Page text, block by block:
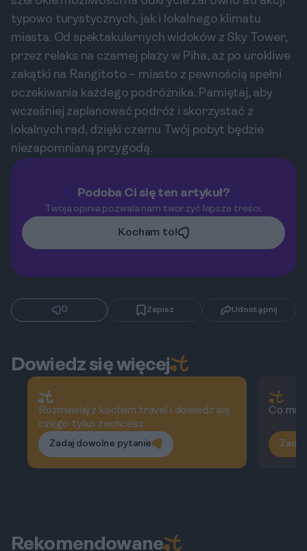
typowo turystycznych, jak i lokalnego klimatu
miasta. Od spektakularnych widoków z Sky Tower,
przez relaks na czarnej plaży w Piha, aż po urokliwe
zakątki na Rangitoto – miasto z pewnością spełni
oczekiwania każdego podróżnika. Pamiętaj, aby
wcześniej zaplanować podróż i skorzystać z
lokalnych rad, dzięki czemu Twój pobyt będzie
niezapomnianą przygodą.
Podoba Ci się ten artykuł?
Twoja opinia pozwala nam tworzyć lepsze treści.
Kocham to!
0 Zapisz Udostępnij
Dowiedz się więcej
Rozmawiaj z kocham.travel i dowiedz się
czego tylko zechcesz
Zadaj dowolne pytanie
Co
Rekomendowane